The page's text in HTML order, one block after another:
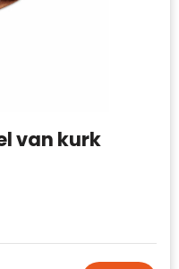
van kurk